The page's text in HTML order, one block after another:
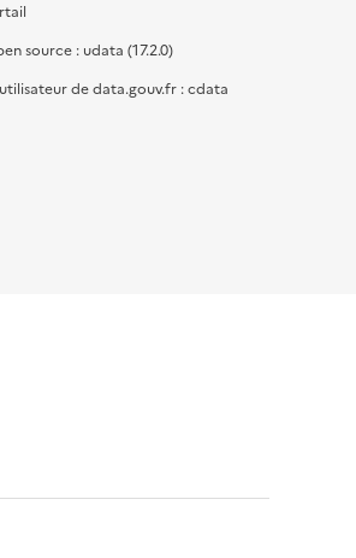
source : udata (17.2.0)
de data.gouv.fr : cdata